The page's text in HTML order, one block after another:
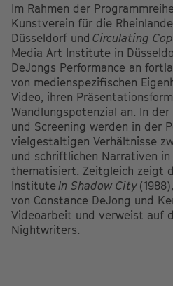
Im Rahmen der
Kunstverein für die
Düsseldorf und Circulating
Media Art Institute in
DeJongs Performance an
von medienspezifischen
Video, ihren
Wandlungspotenzial an. In
und Screening werden in der
vielgestaltigen Verhältnisse
und schriftlichen Narrativen
thematisiert. Zeitgleich zeigt
InstituteIn Shadow City
von Constance DeJong und
Videoarbeit und verweist auf
Nightwriters.